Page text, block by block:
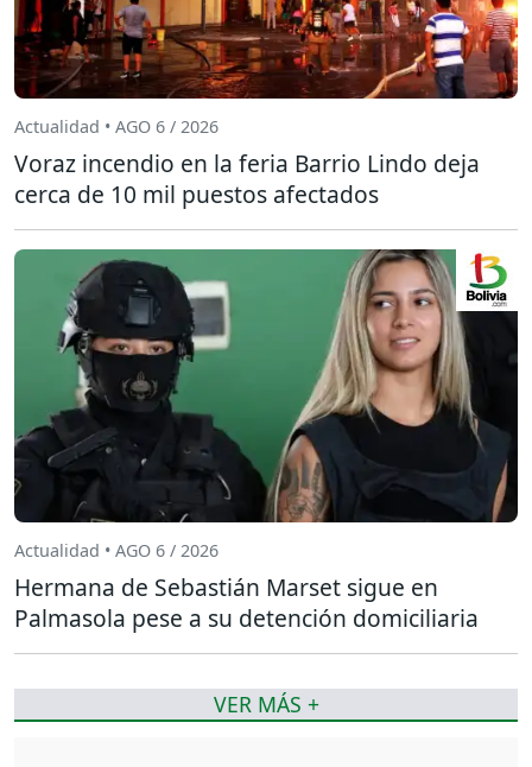
Actualidad • AGO 6 / 2026
Voraz incendio en la feria Barrio Lindo deja
cerca de 10 mil puestos afectados
Actualidad • AGO 6 / 2026
Hermana de Sebastián Marset sigue en
Palmasola pese a su detención domiciliaria
VER MÁS +